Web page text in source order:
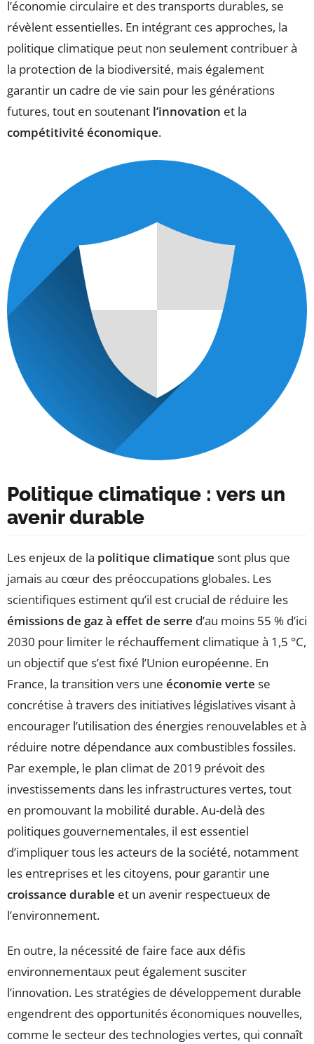
l’économie circulaire et des transports durables, se
révèlent essentielles. En intégrant ces approches, la
politique climatique peut non seulement contribuer à
la protection de la biodiversité, mais également
garantir un cadre de vie sain pour les générations
futures, tout en soutenant l’innovation et la
compétitivité économique.
Politique climatique : vers un
avenir durable
Les enjeux de la politique climatique sont plus que
jamais au cœur des préoccupations globales. Les
scientifiques estiment qu’il est crucial de réduire les
émissions de gaz à effet de serre d’au moins 55 % d’ici
2030 pour limiter le réchauffement climatique à 1,5 °C,
un objectif que s’est fixé l’Union européenne. En
France, la transition vers une économie verte se
concrétise à travers des initiatives législatives visant à
encourager l’utilisation des énergies renouvelables et à
réduire notre dépendance aux combustibles fossiles.
Par exemple, le plan climat de 2019 prévoit des
investissements dans les infrastructures vertes, tout
en promouvant la mobilité durable. Au-delà des
politiques gouvernementales, il est essentiel
d’impliquer tous les acteurs de la société, notamment
les entreprises et les citoyens, pour garantir une
croissance durable et un avenir respectueux de
l’environnement.
En outre, la nécessité de faire face aux défis
environnementaux peut également susciter
l’innovation. Les stratégies de développement durable
engendrent des opportunités économiques nouvelles,
comme le secteur des technologies vertes, qui connaît